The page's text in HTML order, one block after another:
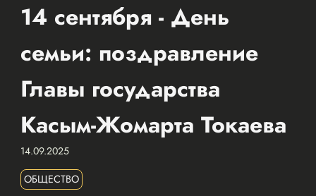
14 сентября - День
семьи: поздравление
Главы государства
Касым-Жомарта Токаева
14.09.2025
ОБЩЕСТВО